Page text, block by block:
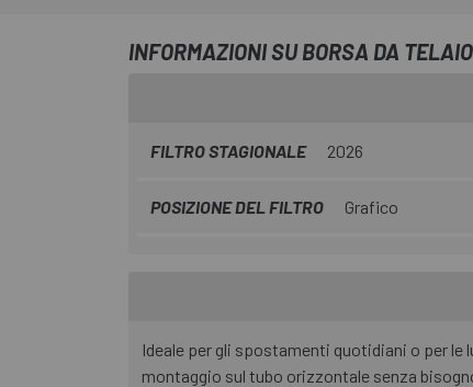
INFORMAZIONI SU BORSA DA
FILTRO STAGIONALE 2026
POSIZIONE DEL FILTRO Grafico
Ideale per gli spostamenti quotidiani o per le
montaggio sul tubo orizzontale senza